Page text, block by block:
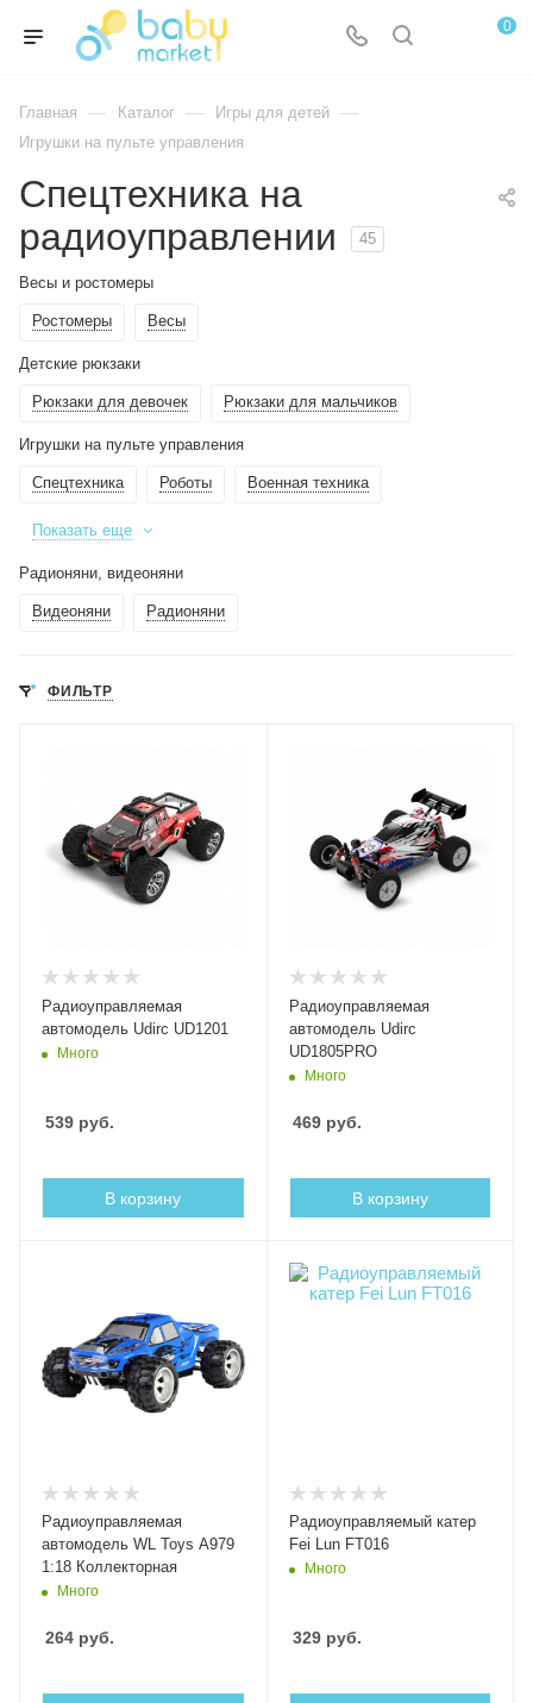
0
Главная — Каталог — Игры для детей —
Игрушки на пульте управления
Спецтехника на
радиоуправлении
45
Весы и ростомеры
Ростомеры Весы
Детские рюкзаки
Рюкзаки для девочек Рюкзаки для мальчиков
Игрушки на пульте управления
Спецтехника Роботы Военная техника
Показать еще
Радионяни, видеоняни
Видеоняни Радионяни
ФИЛЬТР
Радиоуправляемая
автомодель Udirc UD1201
Много
539 руб.
В корзину
Радиоуправляемая
автомодель Udirc
UD1805PRO
Много
469руб.
В корзину
Радиоуправляемая
автомодель WL Toys A979
1:18 Коллекторная
Много
264 руб.
Радиоуправляемый катер
Fei Lun FT016
Много
329руб.